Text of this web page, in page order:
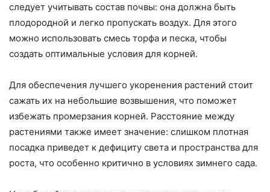
следует учитывать состав почвы: она должна быть
плодородной и легко пропускать воздух. Для этого
можно использовать смесь торфа и песка, чтобы
создать оптимальные условия для корней.
Для обеспечения лучшего укоренения растений стоит
сажать их на небольшие возвышения, что поможет
избежать промерзания корней. Расстояние между
растениями также имеет значение: слишком плотная
посадка приведет к дефициту света и пространства для
роста, что особенно критично в условиях зимнего сада.